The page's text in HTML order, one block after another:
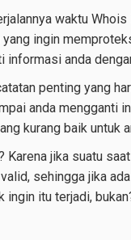
waktu
yang ingin
informasi anda
penting yang
anda mengganti
kurang baik untuk
Karena jika suatu
sehingga jika
ingin itu terjadi,